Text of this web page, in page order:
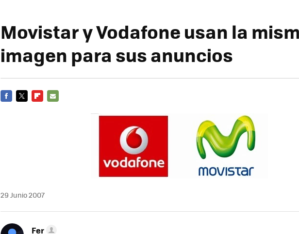
Movistar y Vodafone usan la
imagen para sus anuncios
29 Junio 2007
Fer